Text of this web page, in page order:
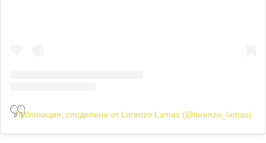
Публикация, споделена от Lorenzo Lamas (@lorenzo_lamas)